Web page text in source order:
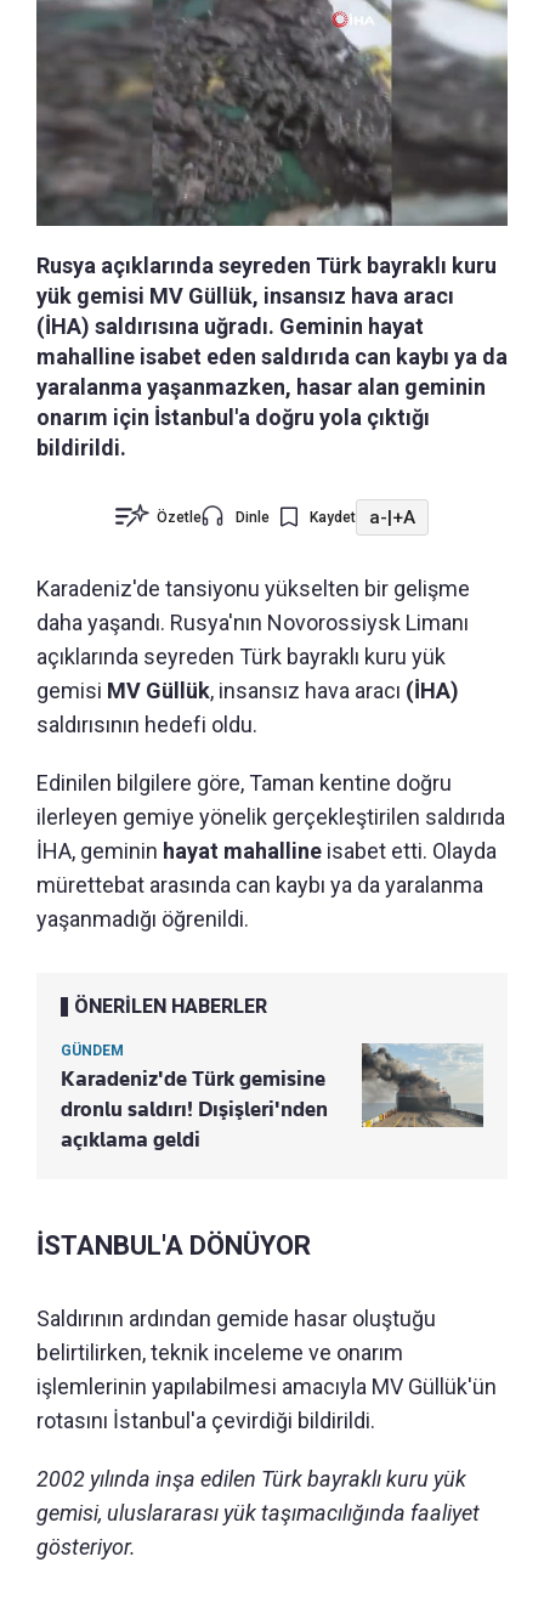
Rusya açıklarında seyreden Türk bayraklı kuru
yük gemisi MV Güllük, insansız hava aracı
(İHA) saldırısına uğradı. Geminin hayat
mahalline isabet eden saldırıda can kaybı ya da
yaralanma yaşanmazken, hasar alan geminin
onarım için İstanbul'a doğru yola çıktığı
bildirildi.
Özetle Dinle Kaydet a-|+A
Karadeniz'de tansiyonu yükselten bir gelişme
daha yaşandı. Rusya'nın Novorossiysk Limanı
açıklarında seyreden Türk bayraklı kuru yük
gemisi MV Güllük, insansız hava aracı (İHA)
saldırısının hedefi oldu.
Edinilen bilgilere göre, Taman kentine doğru
ilerleyen gemiye yönelik gerçekleştirilen saldırıda
İHA, geminin hayat mahalline isabet etti. Olayda
mürettebat arasında can kaybı ya da yaralanma
yaşanmadığı öğrenildi.
ÖNERİLEN HABERLER
GÜNDEM
Karadeniz'de Türk gemisine
dronlu saldırı! Dışişleri'nden
açıklama geldi
İSTANBUL'A DÖNÜYOR
Saldırının ardından gemide hasar oluştuğu
belirtilirken, teknik inceleme ve onarım
işlemlerinin yapılabilmesi amacıyla MV Güllük'ün
rotasını İstanbul'a çevirdiği bildirildi.
2002 yılında inşa edilen Türk bayraklı kuru yük
gemisi, uluslararası yük taşımacılığında faaliyet
gösteriyor.